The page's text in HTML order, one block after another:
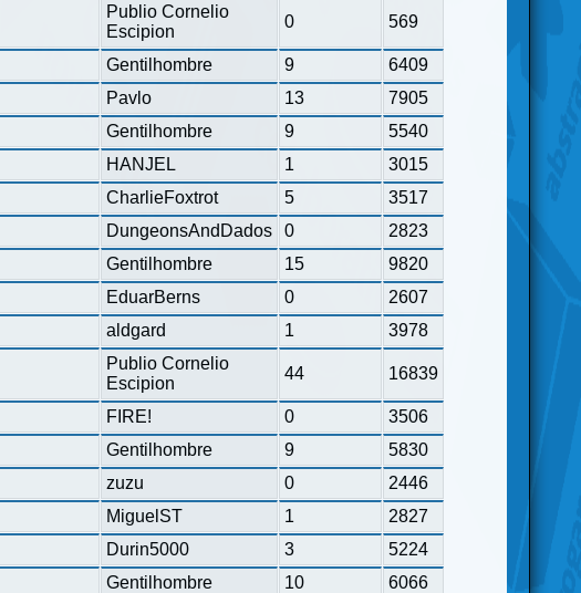
Publio Cornelio
Escipion
0 569
Gentilhombre 9
6409
Pavlo 13
7905
Gentilhombre 9
5540
HANJEL 1
3015
CharlieFoxtrot 5
3517
DungeonsAndDados 0
2823
Gentilhombre 15
9820
EduarBerns 0
2607
aldgard 1 3978
Publio Cornelio
Escipion
44 16839
FIRE! 0
3506
Gentilhombre 9
5830
zuzu 0
2446
MiguelST 1
2827
Durin5000 3
5224
Gentilhombre 10
6066